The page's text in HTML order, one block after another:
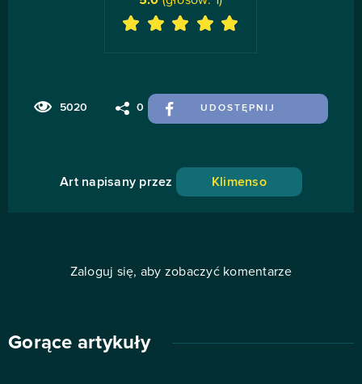
5020 0 UDOSTĘPNIJ
Art napisany przez Klimenso
Zaloguj się, aby zobaczyć komentarze
Gorące artykuły